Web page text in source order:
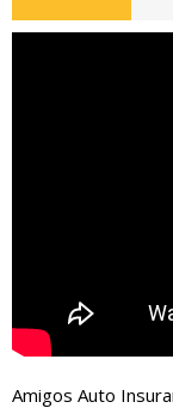
Amigos Auto